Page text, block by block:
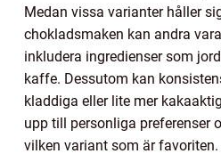
Medan vissa varianter håller
chokladsmaken kan andra
inkludera ingredienser som
kaffe. Dessutom kan
kladdiga eller lite mer
upp till personliga preferenser
vilken variant som är favoriten.